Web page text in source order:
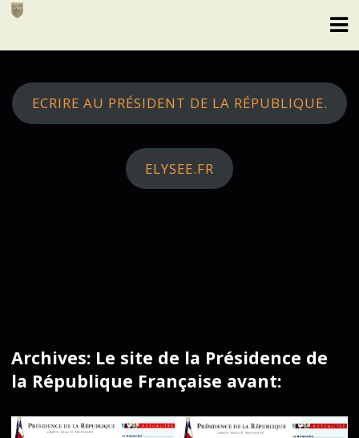
Skip
ECRIRE AU PRÉSIDENT DE LA RÉPUBLIQUE.
ELYSEE.FR
Archives: Le site de la Présidence de
la République Française avant: